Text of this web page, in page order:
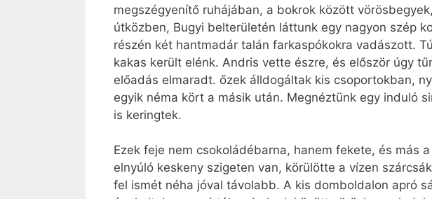
megszégyenítő ruhájában, a bokrok között
útközben, Bugyi belterületén láttunk egy nagyon szép
részén két hantmadár talán farkaspókokra vadászott.
kakas került elénk. Andris vette észre, és először úgy
előadás elmaradt. őzek álldogáltak kis csoportokban,
egyik néma kört a másik után. Megnéztünk egy induló
is keringtek.
Ezek feje nem csokoládébarna, hanem fekete, és más
elnyúló keskeny szigeten van, körülötte a vízen
fel ismét néha jóval távolabb. A kis domboldalon apró